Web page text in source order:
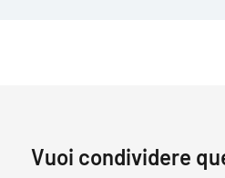
Vuoi condividere